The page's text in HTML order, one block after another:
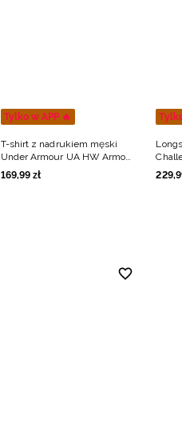
Tylko w APP 🔥
T-shirt z nadrukiem męski
Under Armour UA HW Armour
Label SS - zielony
169,99 zł
-
229,